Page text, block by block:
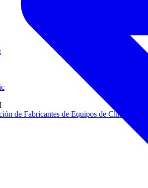
de Fabricantes de Equipos de Climatización